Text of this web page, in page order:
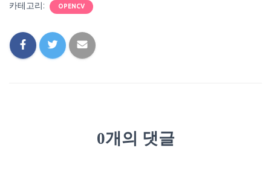
카테고리: OPENCV
0개의 댓글